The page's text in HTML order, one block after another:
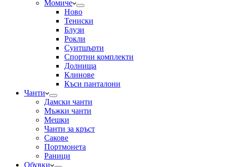
Момиче
Ново
Тениски
Блузи
Рокли
Суитшърти
Спортни комплекти
Долнища
Клинове
Къси панталони
Чанти
Дамски чанти
Мъжки чанти
Мешки
Чанти за кръст
Сакове
Портмонета
Раници
Обувки